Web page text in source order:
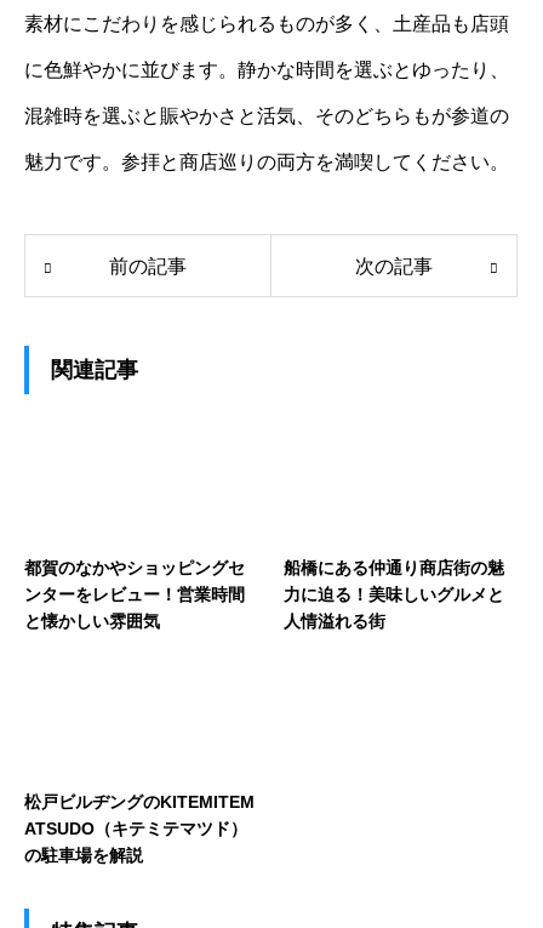
素材にこだわりを感じられるものが多く、土産品も店頭
に色鮮やかに並びます。静かな時間を選ぶとゆったり、
混雑時を選ぶと賑やかさと活気、そのどちらもが参道の
魅力です。参拝と商店巡りの両方を満喫してください。
前の記事 次の記事
関連記事
都賀のなかやショッピングセ
ンターをレビュー！営業時間
と懐かしい雰囲気
船橋にある仲通り商店街の魅
力に迫る！美味しいグルメと
人情溢れる街
松戸ビルヂングのKITEMITEM
ATSUDO（キテミテマツド）
の駐車場を解説